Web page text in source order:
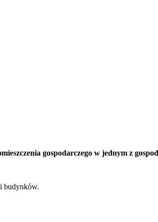
gospodarczego w jednym z
budynków.